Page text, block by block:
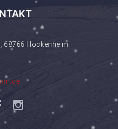
68766 Hockenheim